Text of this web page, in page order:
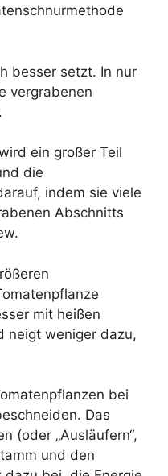
besser setzt. In nur
vergrabenen
ein großer Teil
die
indem sie viele
Abschnitts
mit heißen
neigt weniger dazu,
bei
Das
(oder „Ausläufern“,
und den